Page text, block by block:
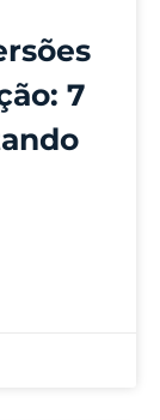
7